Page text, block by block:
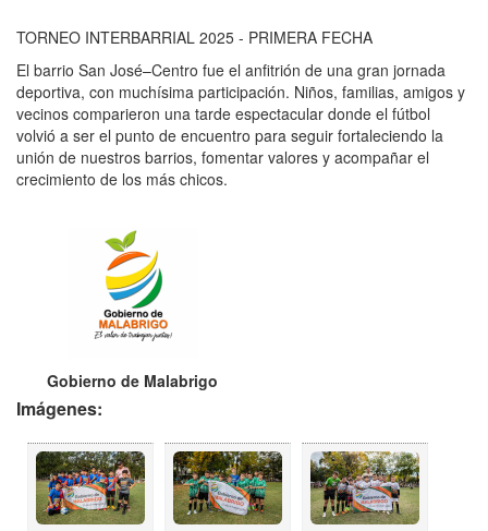
TORNEO INTERBARRIAL 2025 - PRIMERA FECHA
El barrio San José–Centro fue el anfitrión de una gran jornada
deportiva, con muchísima participación. Niños, familias, amigos y
vecinos comparieron una tarde espectacular donde el fútbol
volvió a ser el punto de encuentro para seguir fortaleciendo la
unión de nuestros barrios, fomentar valores y acompañar el
crecimiento de los más chicos.
Gobierno de Malabrigo
Imágenes: